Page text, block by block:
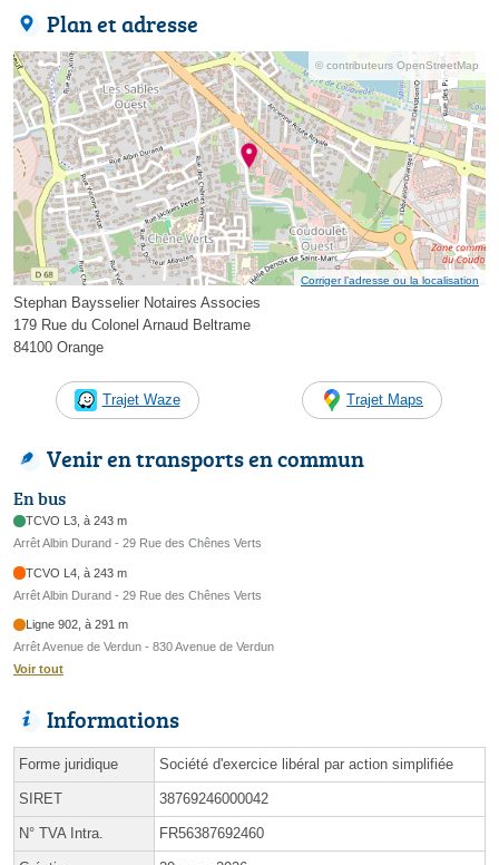
Plan et adresse
© contributeurs OpenStreetMap
Corriger l’adresse ou la localisation
Stephan Baysselier Notaires Associes
179 Rue du Colonel Arnaud Beltrame
84100 Orange
Trajet Waze Trajet Maps
Venir en transports en commun
En bus
TCVO L3, à 243 m
Arrêt Albin Durand - 29 Rue des Chênes Verts
TCVO L4, à 243 m
Arrêt Albin Durand - 29 Rue des Chênes Verts
Ligne 902, à 291 m
Arrêt Avenue de Verdun - 830 Avenue de Verdun
Voir tout
Informations
Forme juridique Société d'exercice libéral par action simplifiée
SIRET 38769246000042
N° TVA Intra. FR56387692460